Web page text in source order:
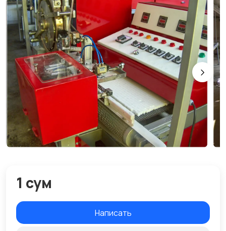
1 сум
Написать